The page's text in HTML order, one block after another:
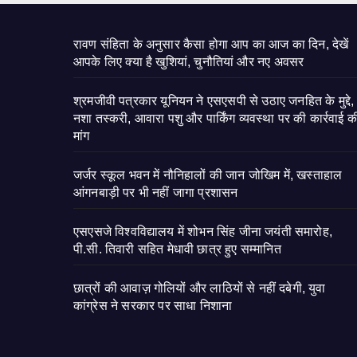
रावण संहिता के अनुसार कैसा होगा आप का आज का दिन, देखें
आपके लिए क्या है खुशियां, चुनौतियां और नए अवसर
श्रमजीवी पत्रकार यूनियन ने एसएसपी से उठाए जनहित के मुद्दे,
नशा तस्करी, आवारा पशु और पार्किंग व्यवस्था पर की कार्रवाई
मांग
जर्जर स्कूल भवन में नौनिहालों की जान जोखिम में, खस्ताहाल
आंगनबाड़ी पर भी नहीं जागा प्रशासन
एसएसजे विश्वविद्यालय में शोभन सिंह जीना जयंती समारोह,
पी.सी. तिवारी सहित मेधावी छात्र हुए सम्मानित
छात्रों की आवाज़ गोलियों और लाठियों से नहीं दबेगी, युवा
कांग्रेस ने सरकार पर साधा निशाना